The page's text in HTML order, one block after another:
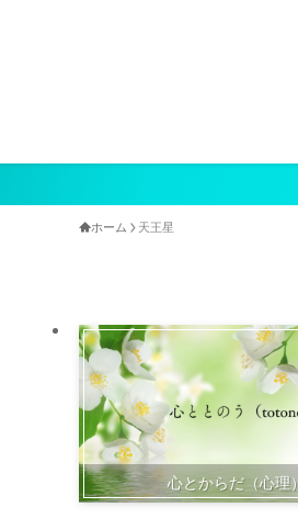
ホーム 天王星
心とからだ（心理）